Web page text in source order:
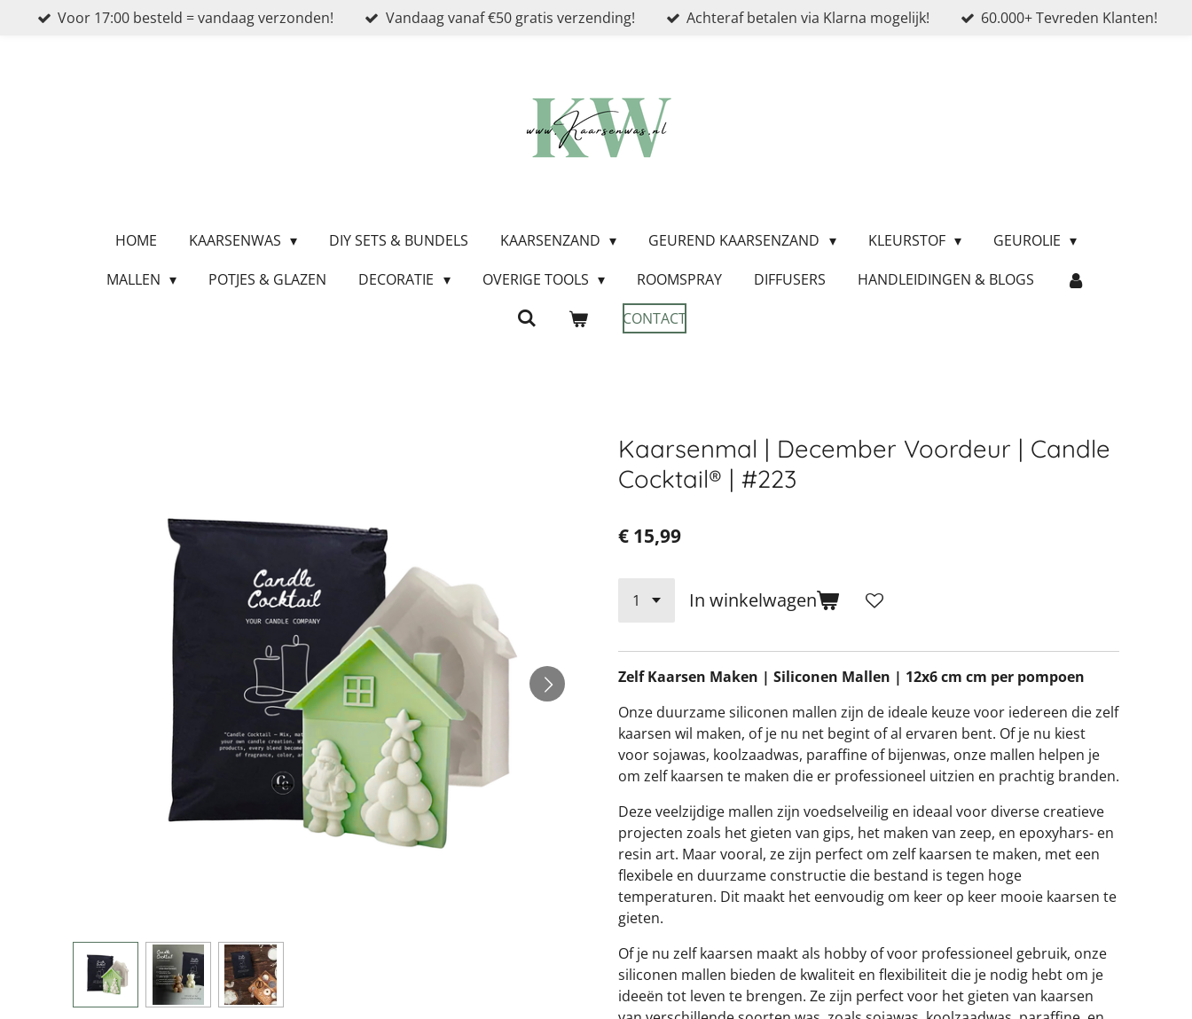
Voor 17:00 besteld = vandaag verzonden! Vandaag vanaf €50 gratis verzending! Achteraf betalen via Klarna mogelijk! 60.000+ Tevreden Klanten!
HOME KAARSENWAS DIY SETS & BUNDELS KAARSENZAND GEUREND KAARSENZAND KLEURSTOF
GEUROLIE
MALLEN
POTJES & GLAZEN DECORATIE OVERIGE TOOLS ROOMSPRAY DIFFUSERS
HANDLEIDINGEN & BLOGS
CONTACT
Kaarsenmal | December Voordeur | Candle
Cocktail® | #223
€ 15,99
In winkelwagen
Zelf Kaarsen Maken | Siliconen Mallen | 12x6 cm cm per pompoen
Onze duurzame siliconen mallen zijn de ideale keuze voor iedereen die zelf
kaarsen wil maken, of je nu net begint of al ervaren bent. Of je nu kiest
voor sojawas, koolzaadwas, paraffine of bijenwas, onze mallen helpen je
om zelf kaarsen te maken die er professioneel uitzien en prachtig branden.
Deze veelzijdige mallen zijn voedselveilig en ideaal voor diverse creatieve
projecten zoals het gieten van gips, het maken van zeep, en epoxyhars- en
resin art. Maar vooral, ze zijn perfect om zelf kaarsen te maken, met een
flexibele en duurzame constructie die bestand is tegen hoge
temperaturen. Dit maakt het eenvoudig om keer op keer mooie kaarsen te
gieten.
Of je nu zelf kaarsen maakt als hobby of voor professioneel gebruik, onze
siliconen mallen bieden de kwaliteit en flexibiliteit die je nodig hebt om je
ideeën tot leven te brengen. Ze zijn perfect voor het gieten van kaarsen